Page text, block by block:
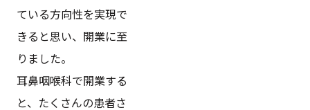
ている方向性を実現で
きると思い、開業に至
りました。
耳鼻咽喉科で開業する
と、たくさんの患者さ